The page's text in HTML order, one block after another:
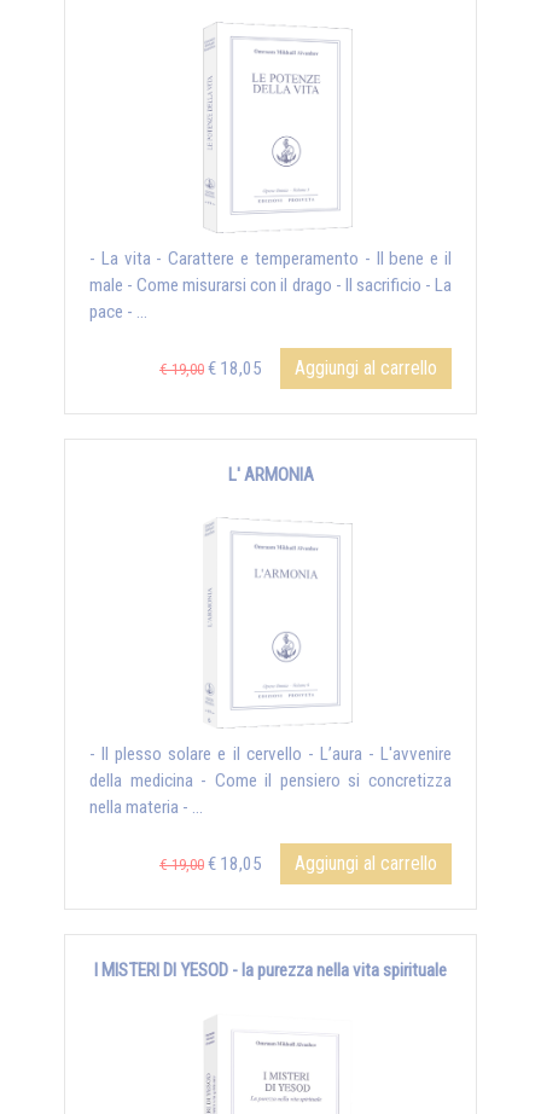
- La vita - Carattere e temperamento - Il bene e il
male - Come misurarsi con il drago - Il sacrificio - La
pace - ...
€ 19,00 € 18,05 Aggiungi al carrello
L' ARMONIA
- Il plesso solare e il cervello - L’aura - L'avvenire
della medicina - Come il pensiero si concretizza
nella materia - ...
€ 19,00 € 18,05 Aggiungi al carrello
I MISTERI DI YESOD - la purezza nella vita spirituale